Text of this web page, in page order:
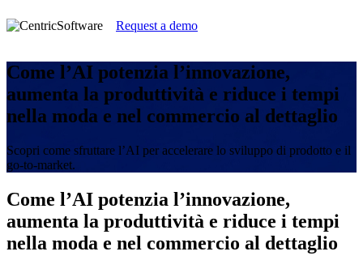
Request a demo
Come l’AI potenzia l’innovazione,
aumenta la produttività e riduce i tempi
nella moda e nel commercio al dettaglio
Scopri come sfruttare l’AI per accelerare lo sviluppo di prodotto e il
go-to-market.
Come l’AI potenzia l’innovazione,
aumenta la produttività e riduce i tempi
nella moda e nel commercio al dettaglio